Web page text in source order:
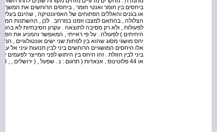
ביחסים בין חומר ואנטי חומר , ביחסים הרוחשים את המשך
או בגנים והאללים הפתוחים של האפיגנטיקה , שהינם בעלי
הצלולה , בהתאם למצבו וזמנו במרחב . לכן , ההשתנות
לפעולות , ולא רק מסיבה לתוצאה . עקרון הסיבתיות לא
היחיתים ) לפעולה . על פי ראייתי , המאפשר והמניע את
יחס מושגי מסוג שהוא בין לפחות שני ישים אונטולוגיים ,
אלו היחסים המושגיים הרוחשים ביני לבין תנועות עיני אל
ביני לבין הזולת . זהו היחס בין היתוש לפני המייצר לפעמים
או 44 פלוטינוס , אנאדות ( תרגום : נ . שפעל , ( ירושלים , , 1978 עמי . 398